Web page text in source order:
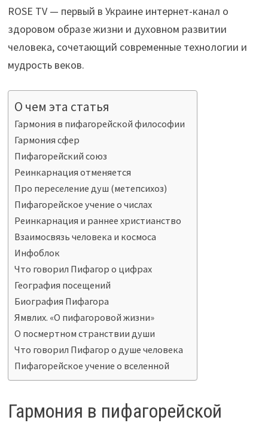
ROSE TV — первый в Украине интернет-канал о
здоровом образе жизни и духовном развитии
человека, сочетающий современные технологии и
мудрость веков.
О чем эта статья
Гармония в пифагорейской философии
Гармония сфер
Пифагорейский союз
Реинкарнация отменяется
Про переселение душ (метепсихоз)
Пифагорейское учение о числах
Реинкарнация и раннее христианство
Взаимосвязь человека и космоса
Инфоблок
Что говорил Пифагор о цифрах
География посещений
Биография Пифагора
Ямвлих. «О пифагоровой жизни»
О посмертном странствии души
Что говорил Пифагор о душе человека
Пифагорейское учение о вселенной
Гармония в пифагорейской